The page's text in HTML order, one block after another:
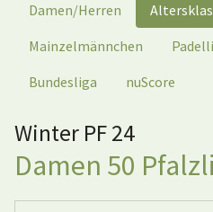
Damen/Herren
Mainzelmännchen
Bundesliga
nuScore
Winter PF 24
Damen 50